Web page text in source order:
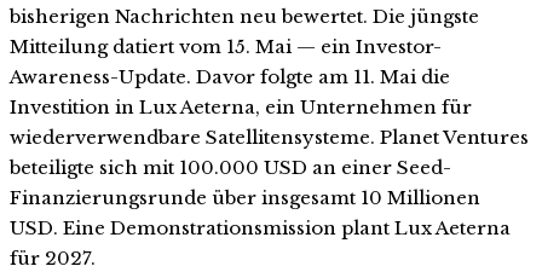
bisherigen Nachrichten neu bewertet. Die jüngste
Mitteilung datiert vom 15. Mai — ein Investor-
Awareness-Update. Davor folgte am 11. Mai die
Investition in Lux Aeterna, ein Unternehmen für
wiederverwendbare Satellitensysteme. Planet Ventures
beteiligte sich mit 100.000 USD an einer Seed-
Finanzierungsrunde über insgesamt 10 Millionen
USD. Eine Demonstrationsmission plant Lux Aeterna
für 2027.